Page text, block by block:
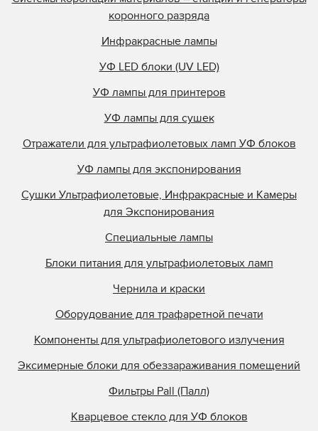
коронного разряда
Инфракрасные лампы
УФ LED блоки (UV LED)
УФ лампы для принтеров
УФ лампы для сушек
Отражатели для ультрафиолетовых ламп УФ блоков
УФ лампы для экспонирования
Сушки Ультрафиолетовые, Инфракрасные и Камеры
для Экспонирования
Специальные лампы
Блоки питания для ультрафиолетовых ламп
Чернила и краски
Оборудование для трафаретной печати
Компоненты для ультрафиолетового излучения
Эксимерные блоки для обеззараживания помещений
Фильтры Pall (Палл)
Кварцевое стекло для УФ блоков